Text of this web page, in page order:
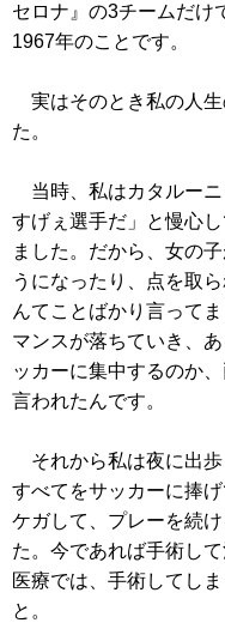
セロナ』の3チームだけ
1967年のことです。
実はそのとき私の人生
た。
当時、私はカタルーニ
すげぇ選手だ」と慢心
ました。だから、女の
うになったり、点を取
んてことばかり言って
マンスが落ちていき、
ッカーに集中するのか
言われたんです。
それから私は夜に出歩
すべてをサッカーに捧
ケガして、プレーを続
た。今であれば手術し
医療では、手術してし
と。